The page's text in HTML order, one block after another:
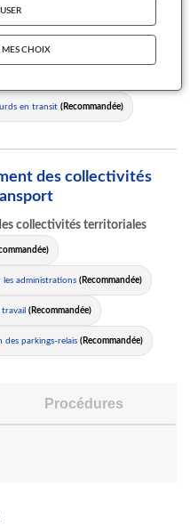
- Secteur
en transit (Recommandée)
des collectivités
collectivités territoriales
les administrations (Recommandée)
(Recommandée)
des parkings-relais (Recommandée)
Procédures
MES CHOIX